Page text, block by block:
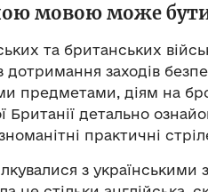
мовою може бути
та британських
дотримання заходів
предметами, діям на
Британії детально
практичні
з